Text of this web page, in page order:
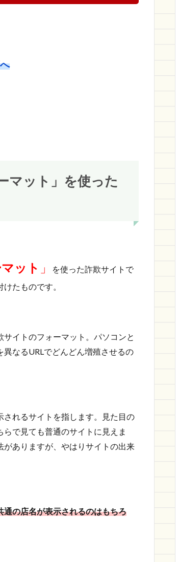
マット」を使った
ット 」
を使った詐欺サイトで
たものです。
イトのフォーマット。パソコンと
なるURLでどんどん増殖させるの
れるサイトを指します。見た目の
で見ても普通のサイトに見えま
ありますが、やはりサイトの出来
の店名が表示されるのはもちろ